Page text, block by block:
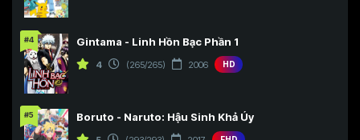
#4 Gintama - Linh Hồn Bạc Phần 1
4 (265/265) 2006 HD
#5 Boruto - Naruto: Hậu Sinh Khả Úy